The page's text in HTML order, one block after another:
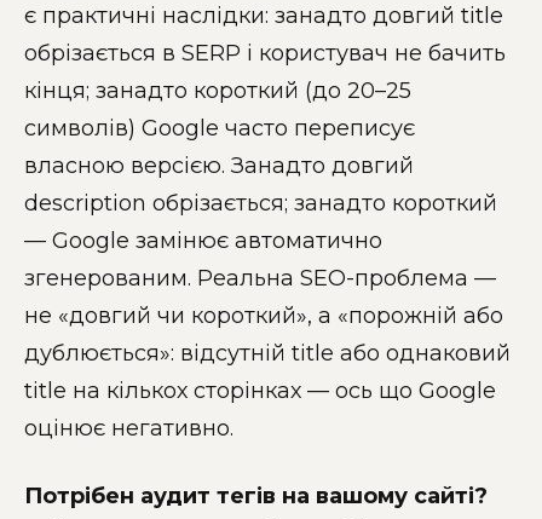
є практичні наслідки: занадто довгий title
обрізається в SERP і користувач не бачить
кінця; занадто короткий (до 20–25
символів) Google часто переписує
власною версією. Занадто довгий
description обрізається; занадто короткий
— Google замінює автоматично
згенерованим. Реальна SEO-проблема —
не «довгий чи короткий», а «порожній або
дублюється»: відсутній title або однаковий
title на кількох сторінках — ось що Google
оцінює негативно.
Потрібен аудит тегів на вашому сайті?